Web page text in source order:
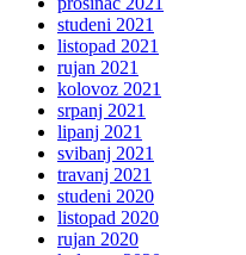
studeni 2021
listopad 2021
rujan 2021
kolovoz 2021
srpanj 2021
lipanj 2021
svibanj 2021
travanj 2021
studeni 2020
listopad 2020
rujan 2020